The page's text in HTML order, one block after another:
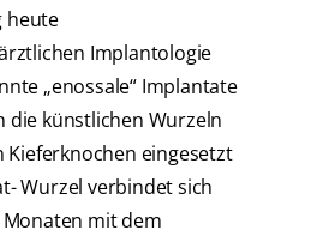
heute
Implantologie
„enossale“ Implantate
die künstlichen Wurzeln
eingesetzt
Wurzel verbindet sich
mit dem